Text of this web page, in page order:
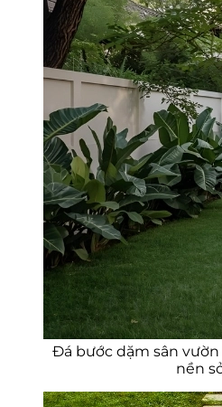
Đá bước dặm sân
nền